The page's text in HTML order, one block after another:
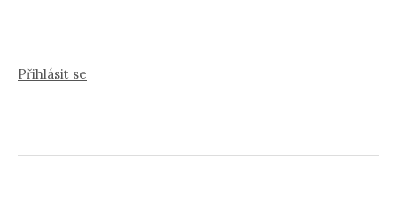
Přihlásit se